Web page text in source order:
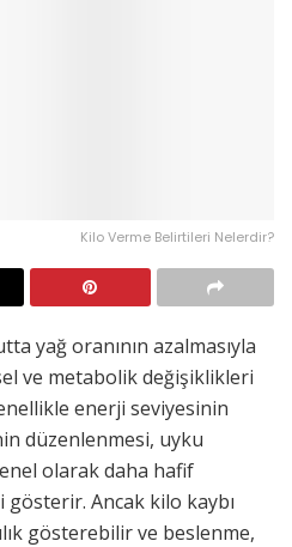
Kilo Verme Belirtileri Nelerdir?
yağ oranının azalmasıyla
ve metabolik değişiklikleri
enerji seviyesinin
düzenlenmesi, uyku
olarak daha hafif
Ancak kilo kaybı
gösterebilir ve beslenme,